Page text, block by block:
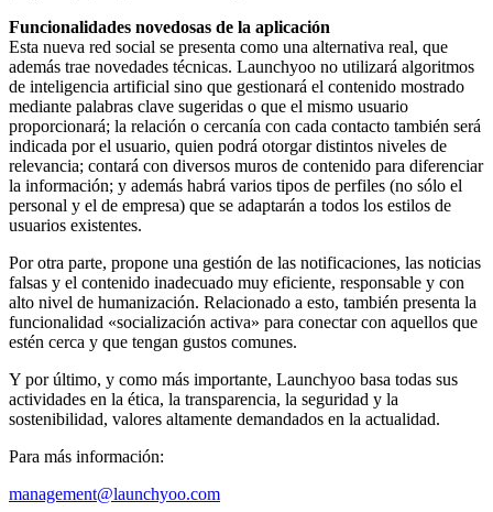
Funcionalidades novedosas de la aplicación
Esta nueva red social se presenta como una alternativa real, que
además trae novedades técnicas. Launchyoo no utilizará algoritmos
de inteligencia artificial sino que gestionará el contenido mostrado
mediante palabras clave sugeridas o que el mismo usuario
proporcionará; la relación o cercanía con cada contacto también será
indicada por el usuario, quien podrá otorgar distintos niveles de
relevancia; contará con diversos muros de contenido para diferenciar
la información; y además habrá varios tipos de perfiles (no sólo el
personal y el de empresa) que se adaptarán a todos los estilos de
usuarios existentes.
Por otra parte, propone una gestión de las notificaciones, las noticias
falsas y el contenido inadecuado muy eficiente, responsable y con
alto nivel de humanización. Relacionado a esto, también presenta la
funcionalidad «socialización activa» para conectar con aquellos que
estén cerca y que tengan gustos comunes.
Y por último, y como más importante, Launchyoo basa todas sus
actividades en la ética, la transparencia, la seguridad y la
sostenibilidad, valores altamente demandados en la actualidad.
Para más información:
management@launchyoo.com